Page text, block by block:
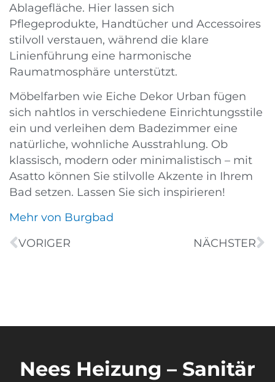
Ablagefläche. Hier lassen sich
Pflegeprodukte, Handtücher und Accessoires
stilvoll verstauen, während die klare
Linienführung eine harmonische
Raumatmosphäre unterstützt.
Möbelfarben wie Eiche Dekor Urban fügen
sich nahtlos in verschiedene Einrichtungsstile
ein und verleihen dem Badezimmer eine
natürliche, wohnliche Ausstrahlung. Ob
klassisch, modern oder minimalistisch – mit
Asatto können Sie stilvolle Akzente in Ihrem
Bad setzen. Lassen Sie sich inspirieren!
Mehr von Burgbad
VORIGER
NÄCHSTER
Nees Heizung – Sanitär